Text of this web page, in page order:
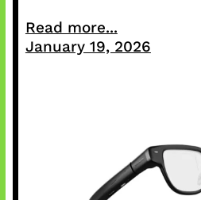
Read more...
January 19, 2026